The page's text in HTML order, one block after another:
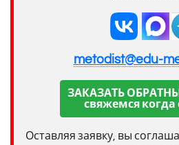
metodist@edu-
ЗАКАЗАТЬ
свяжемся когда
Оставляя заявку, вы